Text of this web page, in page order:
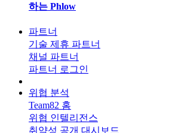
하는 Phlow
파트너
기술 제휴 파트너
채널 파트너
파트너 로그인
위협 분석
Team82 홈
위협 인텔리전스
취약성 공개 대시보드